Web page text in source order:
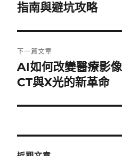
導
覽
一
文
章:
指南與避坑攻略
下一篇文章
下
一
文
AI如何改變醫療影
CT與X光的新革命